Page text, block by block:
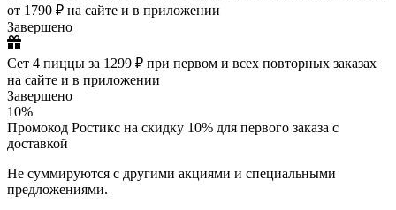
от 1790 ₽ на сайте и в приложении
Завершено
Сет 4 пиццы за 1299 ₽ при первом и всех повторных заказах
на сайте и в приложении
Завершено
10%
Промокод Ростикс на скидку 10% для первого заказа c
доставкой
Не суммируются с другими акциями и специальными
предложениями.